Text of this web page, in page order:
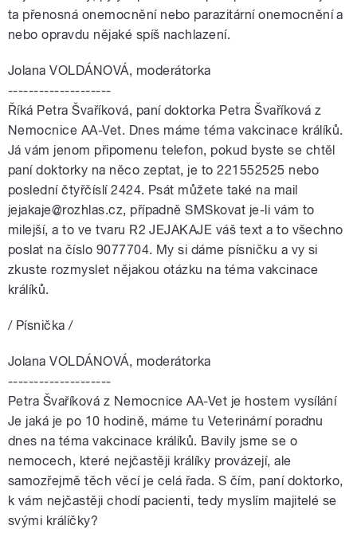
ta přenosná onemocnění nebo parazitární onemocnění a
nebo opravdu nějaké spíš nachlazení.
Jolana VOLDÁNOVÁ, moderátorka
--------------------
Říká Petra Švaříková, paní doktorka Petra Švaříková z
Nemocnice AA-Vet. Dnes máme téma vakcinace králíků.
Já vám jenom připomenu telefon, pokud byste se chtěl
paní doktorky na něco zeptat, je to 221552525 nebo
poslední čtyřčíslí 2424. Psát můžete také na mail
jejakaje@rozhlas.cz, případně SMSkovat je-li vám to
milejší, a to ve tvaru R2 JEJAKAJE váš text a to všechno
poslat na číslo 9077704. My si dáme písničku a vy si
zkuste rozmyslet nějakou otázku na téma vakcinace
králíků.
/ Písnička /
Jolana VOLDÁNOVÁ, moderátorka
--------------------
Petra Švaříková z Nemocnice AA-Vet je hostem vysílání
Je jaká je po 10 hodině, máme tu Veterinární poradnu
dnes na téma vakcinace králíků. Bavily jsme se o
nemocech, které nejčastěji králíky provázejí, ale
samozřejmě těch věcí je celá řada. S čím, paní doktorko,
k vám nejčastěji chodí pacienti, tedy myslím majitelé se
svými králíčky?